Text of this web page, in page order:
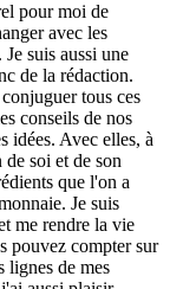
pour moi de
avec les
suis aussi une
de la rédaction.
tous ces
conseils de nos
idées. Avec elles, à
soi et de son
que l'on a
Je suis
me rendre la vie
pouvez compter sur
lignes de mes